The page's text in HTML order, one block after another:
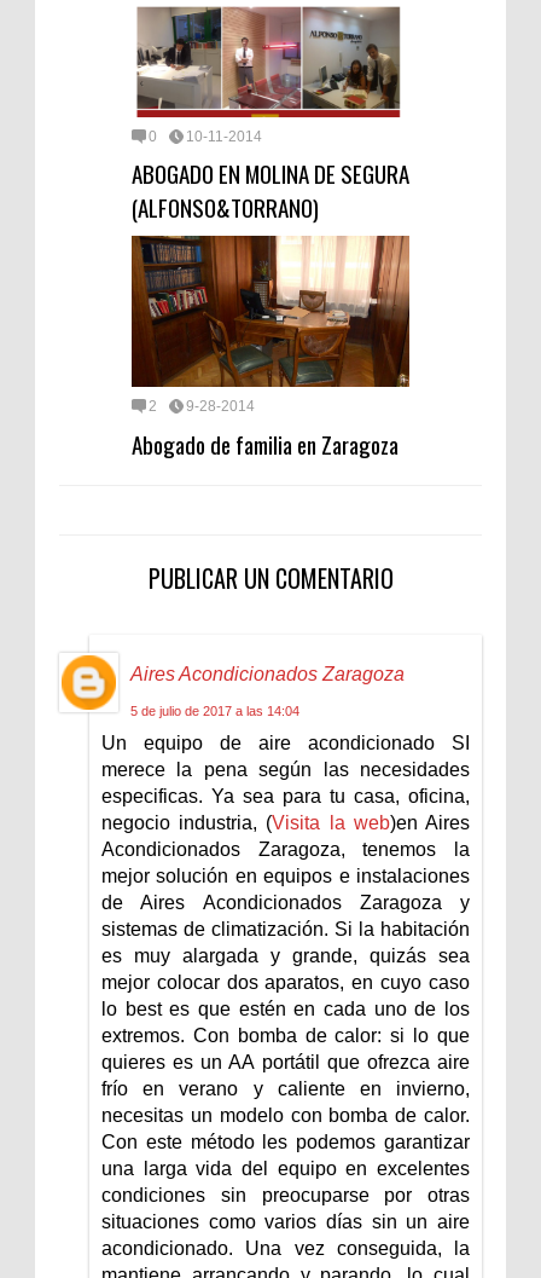
0 10-11-2014
ABOGADO EN MOLINA DE SEGURA
(ALFONSO&TORRANO)
2 9-28-2014
Abogado de familia en Zaragoza
PUBLICAR UN COMENTARIO
Aires Acondicionados Zaragoza
5 de julio de 2017 a las 14:04
Un equipo de aire acondicionado SI
merece la pena según las necesidades
especificas. Ya sea para tu casa, oficina,
negocio industria, (Visita la web)en Aires
Acondicionados Zaragoza, tenemos la
mejor solución en equipos e instalaciones
de Aires Acondicionados Zaragoza y
sistemas de climatización. Si la habitación
es muy alargada y grande, quizás sea
mejor colocar dos aparatos, en cuyo caso
lo best es que estén en cada uno de los
extremos. Con bomba de calor: si lo que
quieres es un AA portátil que ofrezca aire
frío en verano y caliente en invierno,
necesitas un modelo con bomba de calor.
Con este método les podemos garantizar
una larga vida del equipo en excelentes
condiciones sin preocuparse por otras
situaciones como varios días sin un aire
acondicionado. Una vez conseguida, la